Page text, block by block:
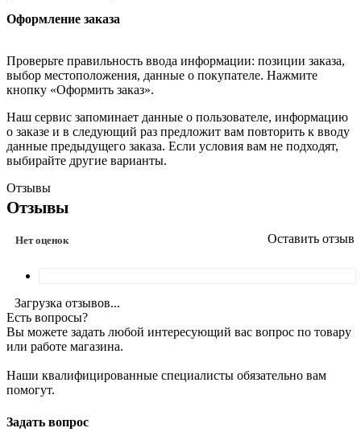
Оформление заказа
Проверьте правильность ввода информации: позиции заказа,
выбор местоположения, данные о покупателе. Нажмите
кнопку «Оформить заказ».
Наш сервис запоминает данные о пользователе, информацию
о заказе и в следующий раз предложит вам повторить к вводу
данные предыдущего заказа. Если условия вам не подходят,
выбирайте другие варианты.
Отзывы
Отзывы
Нет оценок Оставить отзыв
Загрузка отзывов...
Есть вопросы?
Вы можете задать любой интересующий вас вопрос по товару
или работе магазина.
Наши квалифицированные специалисты обязательно вам
помогут.
Задать вопрос